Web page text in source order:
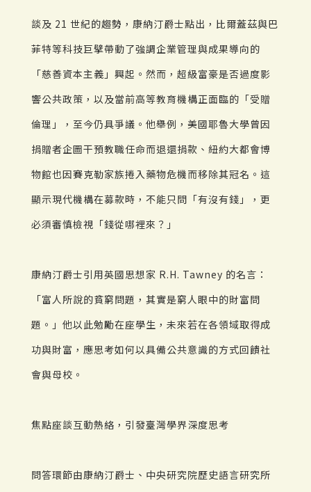
談及 21 世紀的趨勢，康納汀爵士點出，比爾蓋茲與巴
菲特等科技巨擘帶動了強調企業管理與成果導向的
「慈善資本主義」興起。然而，超級富豪是否過度影
響公共政策，以及當前高等教育機構正面臨的「受贈
倫理」，至今仍具爭議。他舉例，美國耶魯大學曾因
捐贈者企圖干預教職任命而退還捐款、紐約大都會博
物館也因賽克勒家族捲入藥物危機而移除其冠名。這
顯示現代機構在募款時，不能只問「有沒有錢」，更
必須審慎檢視「錢從哪裡來？」
康納汀爵士引用英國思想家 R.H. Tawney 的名言：
「富人所說的貧窮問題，其實是窮人眼中的財富問
題。」他以此勉勵在座學生，未來若在各領域取得成
功與財富，應思考如何以具備公共意識的方式回饋社
會與母校。
焦點座談互動熱絡，引發臺灣學界深度思考
問答環節由康納汀爵士、中央研究院歷史語言研究所